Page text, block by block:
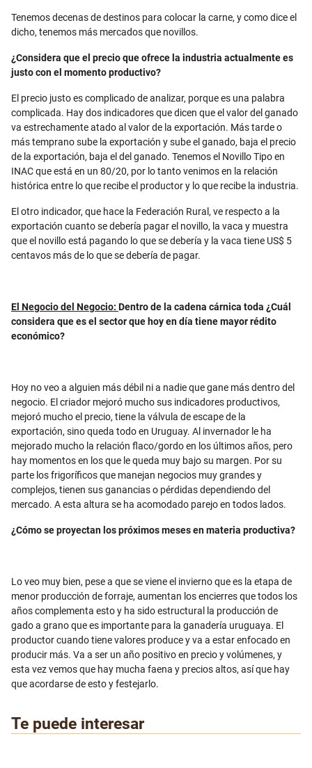
Tenemos decenas de destinos para colocar la carne, y como dice el
dicho, tenemos más mercados que novillos.
¿Considera que el precio que ofrece la industria actualmente es
justo con el momento productivo?
El precio justo es complicado de analizar, porque es una palabra
complicada. Hay dos indicadores que dicen que el valor del ganado
va estrechamente atado al valor de la exportación. Más tarde o
más temprano sube la exportación y sube el ganado, baja el precio
de la exportación, baja el del ganado. Tenemos el Novillo Tipo en
INAC que está en un 80/20, por lo tanto venimos en la relación
histórica entre lo que recibe el productor y lo que recibe la industria.
El otro indicador, que hace la Federación Rural, ve respecto a la
exportación cuanto se debería pagar el novillo, la vaca y muestra
que el novillo está pagando lo que se debería y la vaca tiene US$ 5
centavos más de lo que se debería de pagar.
El Negocio del Negocio: Dentro de la cadena cárnica toda ¿Cuál
considera que es el sector que hoy en día tiene mayor rédito
económico?
Hoy no veo a alguien más débil ni a nadie que gane más dentro del
negocio. El criador mejoró mucho sus indicadores productivos,
mejoró mucho el precio, tiene la válvula de escape de la
exportación, sino queda todo en Uruguay. Al invernador le ha
mejorado mucho la relación flaco/gordo en los últimos años, pero
hay momentos en los que le queda muy bajo su margen. Por su
parte los frigoríficos que manejan negocios muy grandes y
complejos, tienen sus ganancias o pérdidas dependiendo del
mercado. A esta altura se ha acomodado parejo en todos lados.
¿Cómo se proyectan los próximos meses en materia productiva?
Lo veo muy bien, pese a que se viene el invierno que es la etapa de
menor producción de forraje, aumentan los encierres que todos los
años complementa esto y ha sido estructural la producción de
gado a grano que es importante para la ganadería uruguaya. El
productor cuando tiene valores produce y va a estar enfocado en
producir más. Va a ser un año positivo en precio y volúmenes, y
esta vez vemos que hay mucha faena y precios altos, así que hay
que acordarse de esto y festejarlo.
Te puede interesar